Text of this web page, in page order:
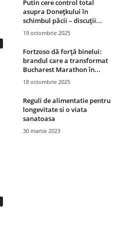
Putin cere control total
asupra Donețkului în
schimbul păcii – discuții...
19 octombrie 2025
Fortzoso dă forță binelui:
brandul care a transformat
Bucharest Marathon în...
18 octombrie 2025
Reguli de alimentatie pentru
longevitate si o viata
sanatoasa
30 martie 2023